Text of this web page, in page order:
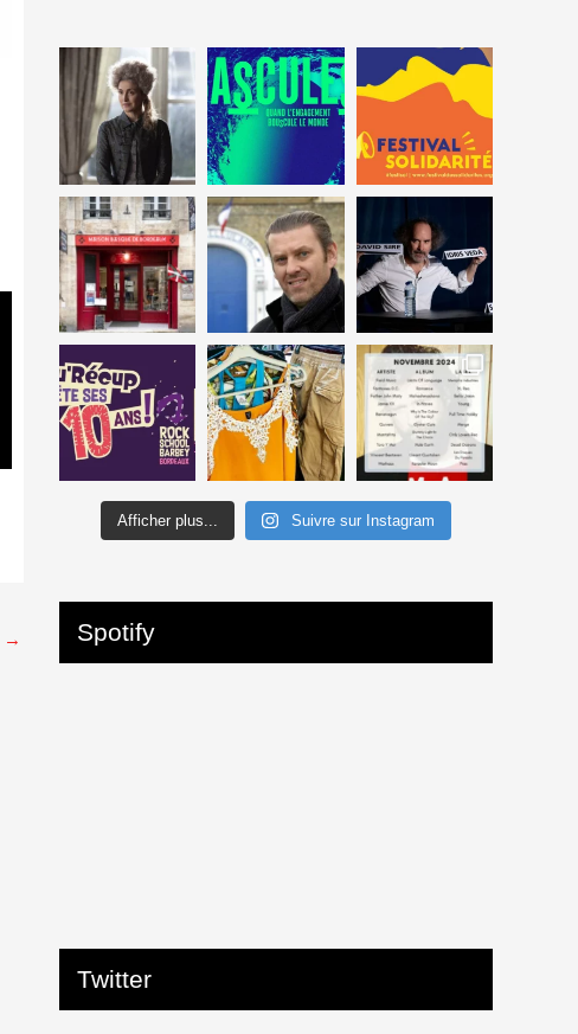
→
Afficher plus... Suivre sur Instagram
Spotify
Twitter